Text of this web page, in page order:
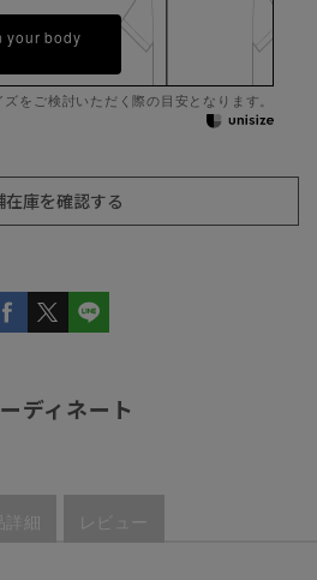
your body
をご検討いただく際の目安となります。
ディネート
詳細 レビュー